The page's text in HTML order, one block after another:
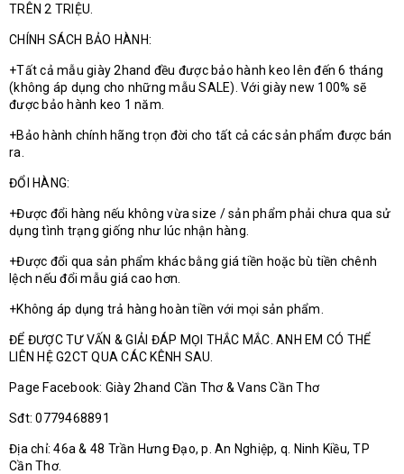
TRÊN 2 TRIỆU.
CHÍNH SÁCH BẢO HÀNH:
+Tất cả mẫu giày 2hand đều được bảo hành keo lên đến 6 tháng
(không áp dụng cho những mẫu SALE). Với giày new 100% sẽ
được bảo hành keo 1 năm.
+Bảo hành chính hãng trọn đời cho tất cả các sản phẩm được bán
ra.
ĐỔI HÀNG:
+Được đổi hàng nếu không vừa size / sản phẩm phải chưa qua sử
dụng tình trạng giống như lúc nhận hàng.
+Được đổi qua sản phẩm khác bằng giá tiền hoặc bù tiền chênh
lệch nếu đổi mẫu giá cao hơn.
+Không áp dụng trả hàng hoàn tiền với mọi sản phẩm.
ĐỂ ĐƯỢC TƯ VẤN & GIẢI ĐÁP MỌI THẮC MẮC. ANH EM CÓ THỂ
LIÊN HỆ G2CT QUA CÁC KÊNH SAU.
Page Facebook: Giày 2hand Cần Thơ & Vans Cần Thơ
Sđt: 0779468891
Địa chỉ: 46a & 48 Trần Hưng Đạo, p. An Nghiệp, q. Ninh Kiều, TP
Cần Thơ.